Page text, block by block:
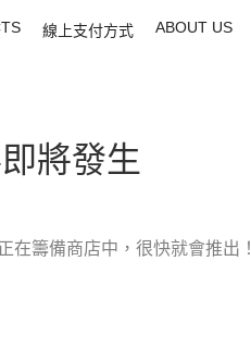
線上支付方式 ABOUT US
將發生
在籌備商店中，很快就會推出！